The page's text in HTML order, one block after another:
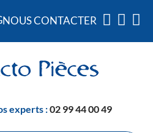
NOUS CONTACTER
experts :02 99 44 00 49